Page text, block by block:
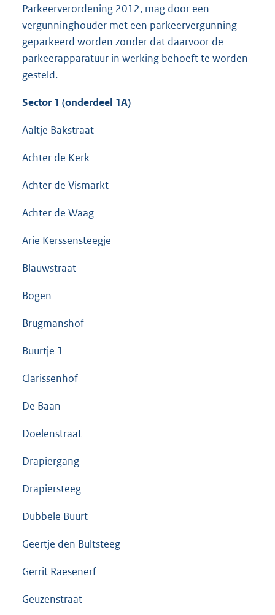
Parkeerverordening 2012, mag door een
vergunninghouder met een parkeervergunning
geparkeerd worden zonder dat daarvoor de
parkeerapparatuur in werking behoeft te worden
gesteld.
Sector 1 (onderdeel 1A)
Aaltje Bakstraat
Achter de Kerk
Achter de Vismarkt
Achter de Waag
Arie Kerssensteegje
Blauwstraat
Bogen
Brugmanshof
Buurtje 1
Clarissenhof
De Baan
Doelenstraat
Drapiergang
Drapiersteeg
Dubbele Buurt
Geertje den Bultsteeg
Gerrit Raesenerf
Geuzenstraat